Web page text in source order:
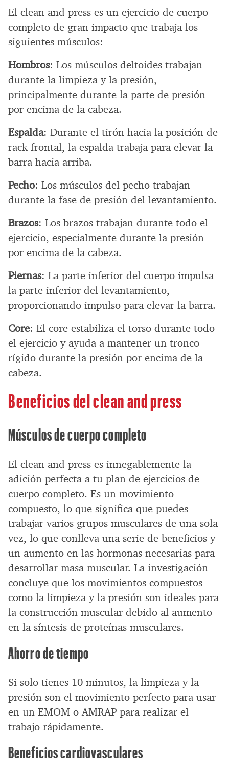
El clean and press es un ejercicio de cuerpo
completo de gran impacto que trabaja los
siguientes músculos:
Hombros: Los músculos deltoides trabajan
durante la limpieza y la presión,
principalmente durante la parte de presión
por encima de la cabeza.
Espalda: Durante el tirón hacia la posición de
rack frontal, la espalda trabaja para elevar la
barra hacia arriba.
Pecho: Los músculos del pecho trabajan
durante la fase de presión del levantamiento.
Brazos: Los brazos trabajan durante todo el
ejercicio, especialmente durante la presión
por encima de la cabeza.
Piernas: La parte inferior del cuerpo impulsa
la parte inferior del levantamiento,
proporcionando impulso para elevar la barra.
Core: El core estabiliza el torso durante todo
el ejercicio y ayuda a mantener un tronco
rígido durante la presión por encima de la
cabeza.
Beneficios del clean and press
Músculos de cuerpo completo
El clean and press es innegablemente la
adición perfecta a tu plan de ejercicios de
cuerpo completo. Es un movimiento
compuesto, lo que significa que puedes
trabajar varios grupos musculares de una sola
vez, lo que conlleva una serie de beneficios y
un aumento en las hormonas necesarias para
desarrollar masa muscular. La investigación
concluye que los movimientos compuestos
como la limpieza y la presión son ideales para
la construcción muscular debido al aumento
en la síntesis de proteínas musculares.
Ahorro de tiempo
Si solo tienes 10 minutos, la limpieza y la
presión son el movimiento perfecto para usar
en un EMOM o AMRAP para realizar el
trabajo rápidamente.
Beneficios cardiovasculares